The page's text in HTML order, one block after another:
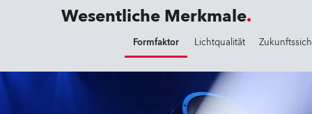
Wesentliche Merkmale
Formfaktor Lichtqualität